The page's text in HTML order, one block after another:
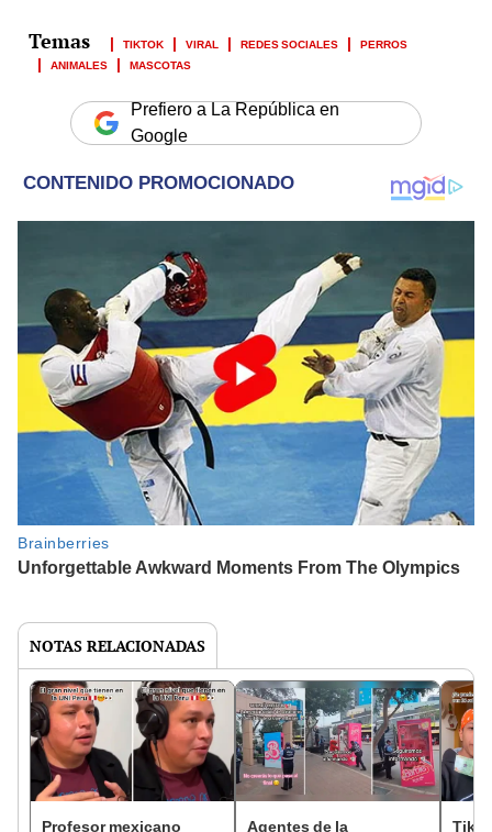
TIKTOK VIRAL REDES SOCIALES
PERROS
ANIMALES
MASCOTAS
Prefiero a La República en
Google
NOTAS RELACIONADAS
Profesor mexicano
Agentes de la